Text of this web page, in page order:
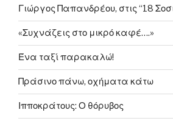
Γιώργος Παπανδρέου, στις “18
«Συχνάζεις στο μικρό καφέ….»
Ένα ταξί παρακαλώ!
Πράσινο πάνω, οχήματα κάτω
Ιπποκράτους: Ο θόρυβος